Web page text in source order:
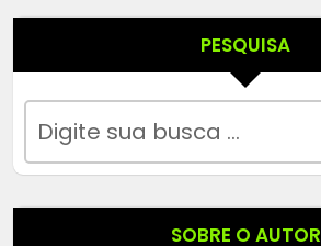
PESQUISA
SOBRE O AUTOR